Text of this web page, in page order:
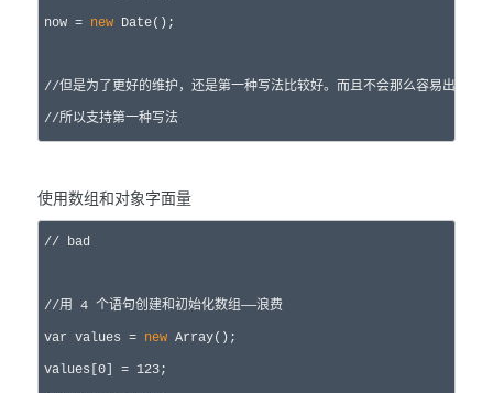
now = new Date();
//但是为了更好的维护，还是第一种写法比较好。而且不会那么容易出错。
//所以支持第一种写法
使用数组和对象字面量
// bad
//用 4 个语句创建和初始化数组——浪费
var values = new Array();
values[ 0] = 123;